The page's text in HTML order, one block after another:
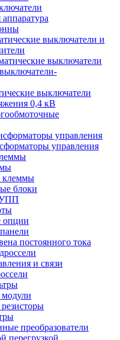
выключатели и
выключатели
выключатели
0,4 кВ
управления
управления
клеммы
блоки
УПП
опции
постоянного тока
и связи
преобразователи